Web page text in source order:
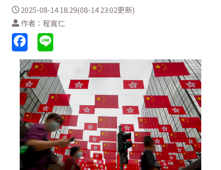
2025-08-14 18:29(08-14 23:02更新)
作者：程寬仁